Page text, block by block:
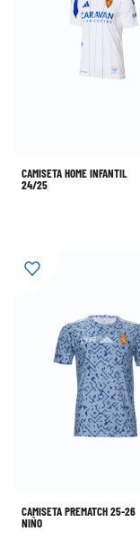
CAMISETA HOME INFANTIL
24/25
CAMISETA PREMATCH 25-26
NIÑO